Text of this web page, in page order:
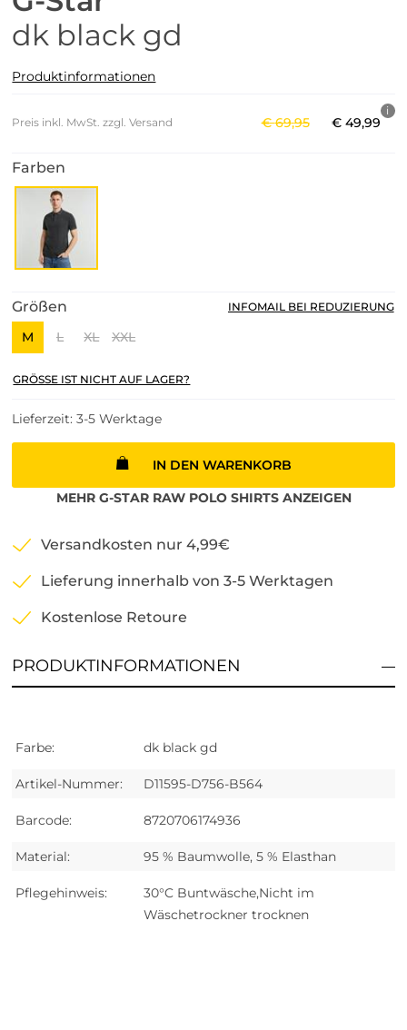
dk black gd
Produktinformationen
Preis inkl. MwSt. zzgl. Versand €69,95 € 49,99
Farben
Größen
M L XL XXL
INFOMAIL BEI REDUZIERUNG
GRÖSSE IST NICHT AUF LAGER?
Lieferzeit: 3-5 Werktage
IN DEN WARENKORB
MEHR G-STAR RAW POLO SHIRTSANZEIGEN
Versandkosten nur 4,99€
Lieferung innerhalb von 3-5 Werktagen
Kostenlose Retoure
PRODUKTINFORMATIONEN
Farbe: dk black gd
Artikel-Nummer: D11595-D756-B564
Barcode: 8720706174936
Material: 95 % Baumwolle, 5 % Elasthan
Pflegehinweis:
30°C Buntwäsche,Nicht im
Wäschetrockner trocknen